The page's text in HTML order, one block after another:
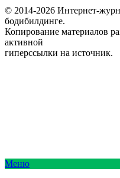
© 2014-2026 Интернет-
бодибилдинге.
Копирование материалов
активной
гиперссылки на источник.
Меню